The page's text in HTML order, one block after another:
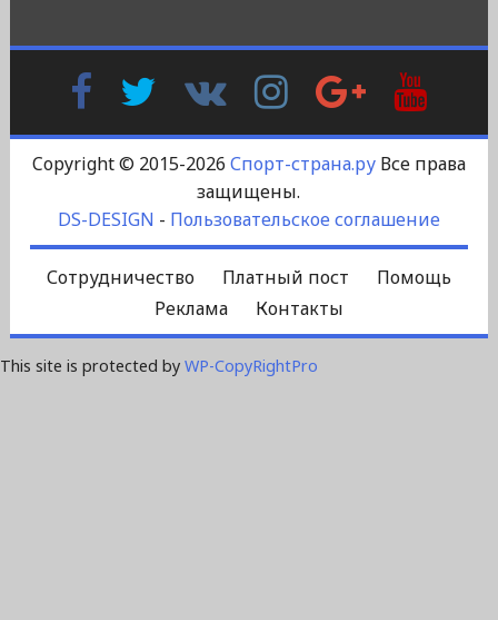
FacebookTwitter
Контакте
InstagramGoogle
Plus
Copyright © 2015-2026 Спорт-страна.руВсе права
защищены.
DS-DESIGN - Пользовательское соглашение
Сотрудничество Платный пост
Помощь
Реклама
Контакты
This site is protected by WP-CopyRightPro